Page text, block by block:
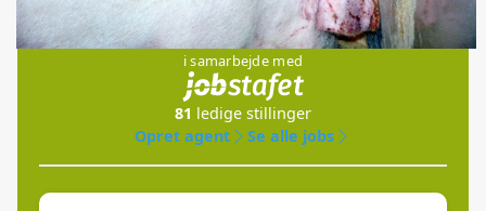
Jobs
i samarbejde med
81 ledige stillinger
Opret agent
Se alle jobs